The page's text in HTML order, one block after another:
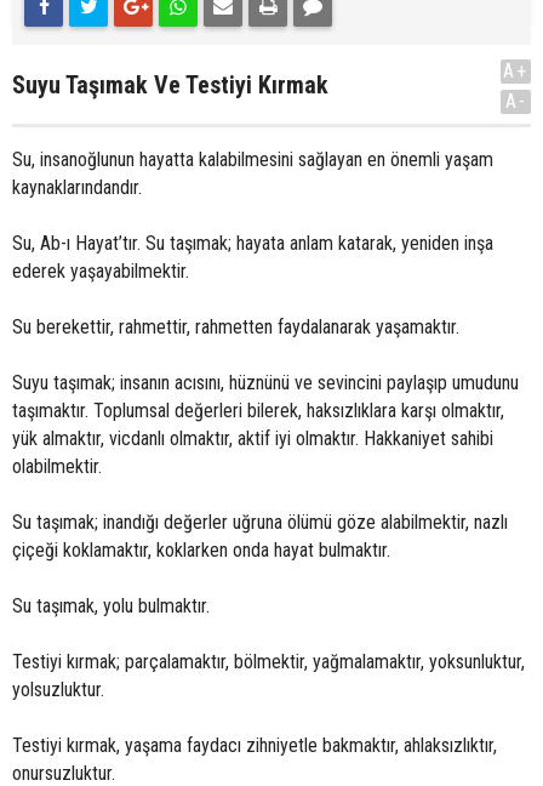
Suyu Taşımak Ve Testiyi Kırmak
A+
A-
Su, insanoğlunun hayatta kalabilmesini sağlayan en önemli yaşam
kaynaklarındandır.
Su, Ab-ı Hayat’tır. Su taşımak; hayata anlam katarak, yeniden inşa
ederek yaşayabilmektir.
Su berekettir, rahmettir, rahmetten faydalanarak yaşamaktır.
Suyu taşımak; insanın acısını, hüznünü ve sevincini paylaşıp umudunu
taşımaktır. Toplumsal değerleri bilerek, haksızlıklara karşı olmaktır,
yük almaktır, vicdanlı olmaktır, aktif iyi olmaktır. Hakkaniyet sahibi
olabilmektir.
Su taşımak; inandığı değerler uğruna ölümü göze alabilmektir, nazlı
çiçeği koklamaktır, koklarken onda hayat bulmaktır.
Su taşımak, yolu bulmaktır.
Testiyi kırmak; parçalamaktır, bölmektir, yağmalamaktır, yoksunluktur,
yolsuzluktur.
Testiyi kırmak, yaşama faydacı zihniyetle bakmaktır, ahlaksızlıktır,
onursuzluktur.